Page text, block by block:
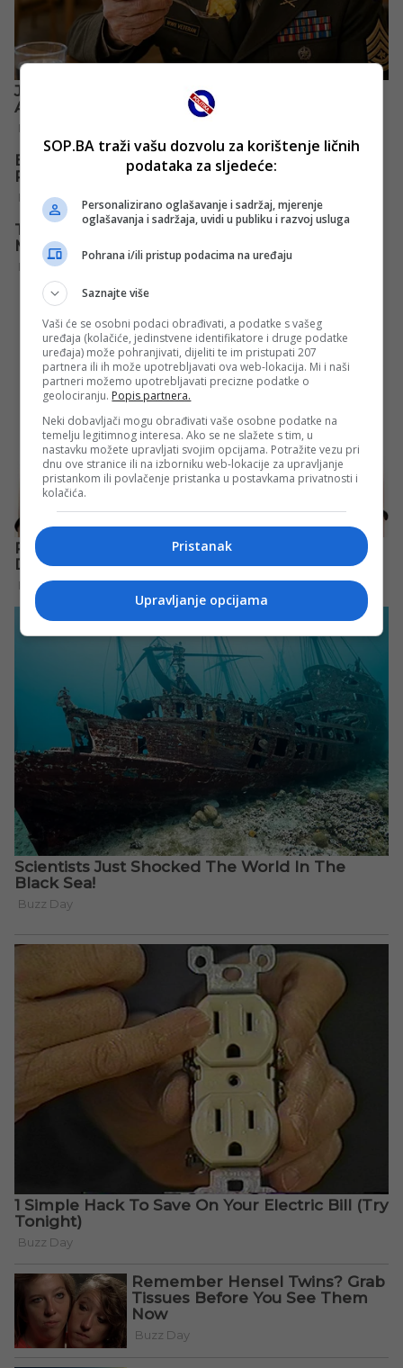
SOP.BA traži vašu dozvolu za korištenje ličnih
podataka za sljedeće:
Personalizirano oglašavanje i sadržaj, mjerenje
oglašavanja i sadržaja, uvidi u publiku i razvoj usluga
Pohrana i/ili pristup podacima na uređaju
Saznajte više
Vaši će se osobni podaci obrađivati, a podatke s vašeg
uređaja (kolačiće, jedinstvene identifikatore i druge podatke
uređaja) može pohranjivati, dijeliti te im pristupati 207
partnera ili ih može upotrebljavati ova web-lokacija. Mi i naši
partneri možemo upotrebljavati precizne podatke o
geolociranju. Popis partnera.
Neki dobavljači mogu obrađivati vaše osobne podatke na
temelju legitimnog interesa. Ako se ne slažete s tim, u
nastavku možete upravljati svojim opcijama. Potražite vezu pri
dnu ove stranice ili na izborniku web-lokacije za upravljanje
pristankom ili povlačenje pristanka u postavkama privatnosti i
kolačića.
Pristanak
Upravljanje opcijama